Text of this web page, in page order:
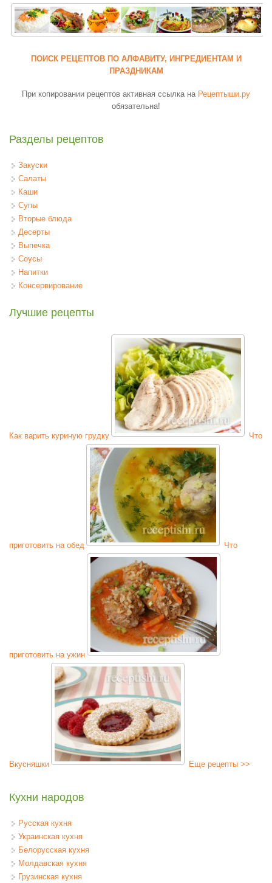
ПОИСК РЕЦЕПТОВ ПО АЛФАВИТУ, ИНГРЕДИЕНТАМ И
ПРАЗДНИКАМ
При копировании рецептов активная ссылка на Рецептыши.ру
обязательна!
Разделы рецептов
Закуски
Салаты
Каши
Супы
Вторые блюда
Десерты
Выпечка
Соусы
Напитки
Консервирование
Лучшие рецепты
Как варить куриную грудку Что
приготовить на обед Что
приготовить на ужин
Вкусняшки Еще рецепты >>
Кухни народов
Русская кухня
Украинская кухня
Белорусская кухня
Молдавская кухня
Грузинская кухня